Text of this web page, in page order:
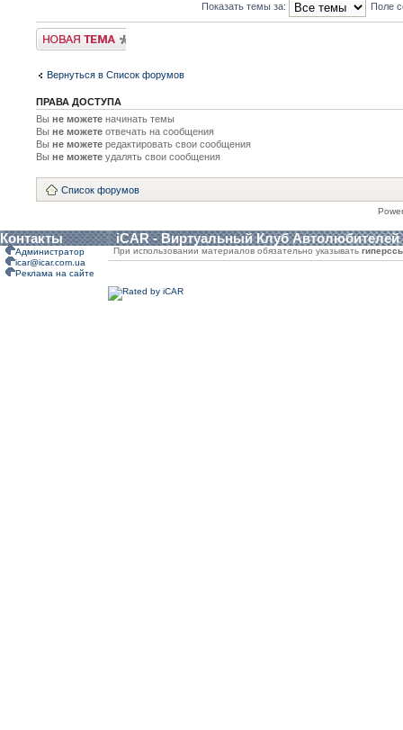
Показать темы за: Поле
Новая тема
Вернуться в Список форумов
ПРАВА ДОСТУПА
Вы не можете начинать темы
Вы не можете отвечать на сообщения
Вы не можете редактировать свои сообщения
Вы не можете удалять свои сообщения
Список форумов
Контакты iCAR - Виртуальный Клуб Автолюбителей
Администратор
icar@icar.com.ua
Реклама на сайте
При использовании материалов обязательно указывать